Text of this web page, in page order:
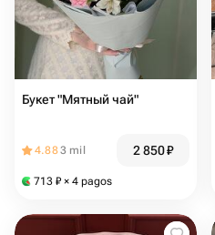
Букет "Мятный чай"
4.883 mil 2 850₽
713 ₽ × 4 pagos